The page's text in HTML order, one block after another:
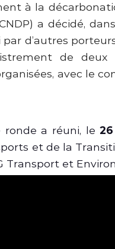
à la
a décidé,
par d’autres
de
avec le
ronde a réuni, le
et de la
Transport et